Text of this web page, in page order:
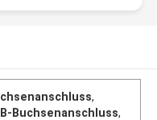
,
Buchsenanschluss,